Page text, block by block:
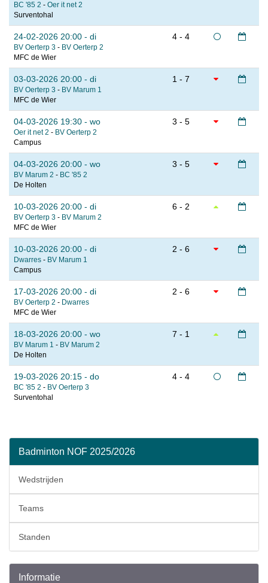
BC '85 2 - Oer it net 2
Surventohal
24-02-2026 20:00 - di
BV Oerterp 3 - BV Oerterp 2
MFC de Wier
4 - 4
03-03-2026 20:00 - di
BV Oerterp 3 - BV Marum 1
MFC de Wier
1 - 7
04-03-2026 19:30 - wo
Oer it net 2 - BV Oerterp 2
Campus
3 - 5
04-03-2026 20:00 - wo
BV Marum 2 - BC '85 2
De Holten
3 - 5
10-03-2026 20:00 - di
BV Oerterp 3 - BV Marum 2
MFC de Wier
6 - 2
10-03-2026 20:00 - di
Dwarres - BV Marum 1
Campus
2 - 6
17-03-2026 20:00 - di
BV Oerterp 2 - Dwarres
MFC de Wier
2 - 6
18-03-2026 20:00 - wo
BV Marum 1 - BV Marum 2
De Holten
7 - 1
19-03-2026 20:15 - do
BC '85 2 - BV Oerterp 3
Surventohal
4 - 4
Badminton NOF 2025/2026
Wedstrijden
Teams
Standen
Informatie